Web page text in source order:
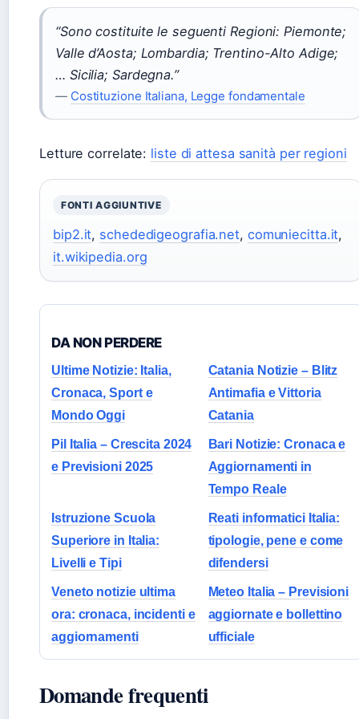
“Sono costituite le seguenti Regioni: Piemonte;
Valle d’Aosta; Lombardia; Trentino-Alto Adige;
… Sicilia; Sardegna.”
— Costituzione Italiana, Legge fondamentale
Letture correlate: liste di attesa sanità per regioni
FONTI AGGIUNTIVE
bip2.it, schededigeografia.net, comuniecitta.it,
it.wikipedia.org
DA NON PERDERE
Ultime Notizie: Italia,
Cronaca, Sport e
Mondo Oggi
Catania Notizie – Blitz
Antimafia e Vittoria
Catania
Pil Italia – Crescita 2024
e Previsioni 2025
Bari Notizie: Cronaca e
Aggiornamenti in
Tempo Reale
Istruzione Scuola
Superiore in Italia:
Livelli e Tipi
Reati informatici Italia:
tipologie, pene e come
difendersi
Veneto notizie ultima
ora: cronaca, incidenti e
aggiornamenti
Meteo Italia – Previsioni
aggiornate e bollettino
ufficiale
Domande frequenti